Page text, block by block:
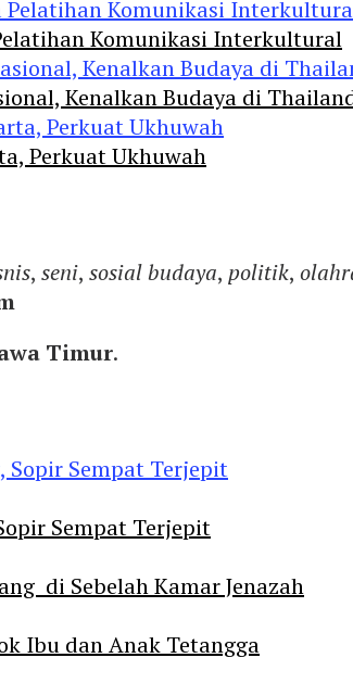
Komunikasi Interkultural
Kenalkan Budaya di
Perkuat Ukhuwah
, seni, sosial budaya, politik,
Timur.
Sempat Terjepit
di Sebelah Kamar Jenazah
Ibu dan Anak Tetangga